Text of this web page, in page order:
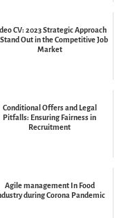
CV: 2023 Strategic Approach
Out in the Competitive Job
Market
Conditional Offers and Legal
Pitfalls: Ensuring Fairness in
Recruitment
Agile management In Food
during Corona Pandemic